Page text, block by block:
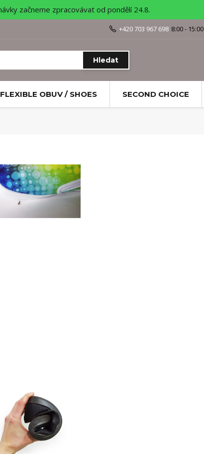
začneme zpracovávat od pondělí 24.8.
Hledat
+420 703 967 698 8:00 - 15:00
FLEXIBLE OBUV / SHOES SECOND CHOICE